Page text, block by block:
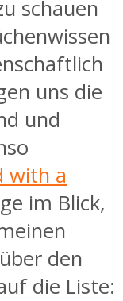
schauen
uns die
und
with a
im Blick,
den
die Liste: